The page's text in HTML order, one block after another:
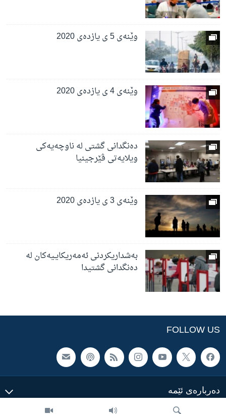
وێنەی 5 ی یازدەی 2020
وێنەی 4 ی یازدەی 2020
دەنگدانی گشتی لە ناوچەیەکی
ویلایەتی ڤێرجینیا
وێنەی 3 ی یازدەی 2020
بەشداریکردنی ئەمەریکایـیەکان لە
دەنگدانی گشتیدا
FOLLOW US
ده‌رباره‌ی ئێمه‌